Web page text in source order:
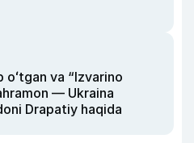
va “Izvarino
— Ukraina
Drapatiy haqida